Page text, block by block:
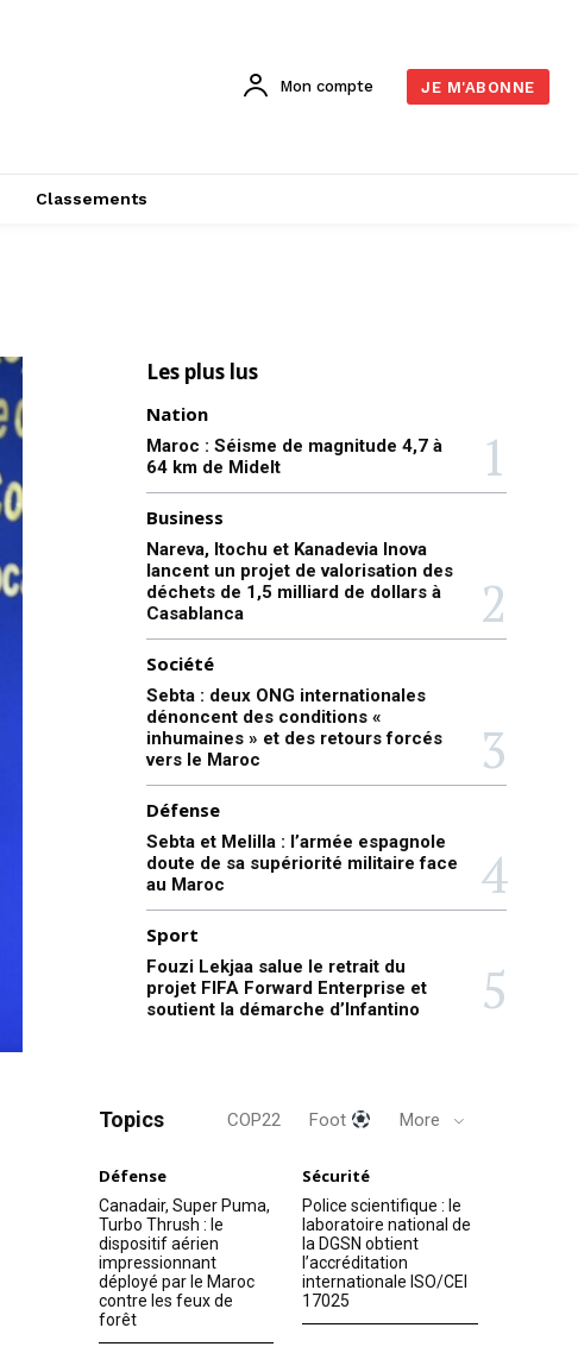
Mon compte JE M'ABONNE
Classements
Les plus lus
Nation
Maroc : Séisme de magnitude 4,7 à
64 km de Midelt
Business
Nareva, Itochu et Kanadevia Inova
lancent un projet de valorisation des
déchets de 1,5 milliard de dollars à
Casablanca
Société
Sebta : deux ONG internationales
dénoncent des conditions «
inhumaines » et des retours forcés
vers le Maroc
Défense
Sebta et Melilla : l’armée espagnole
doute de sa supériorité militaire face
au Maroc
Sport
Fouzi Lekjaa salue le retrait du
projet FIFA Forward Enterprise et
soutient la démarche d’Infantino
Topics COP22 Foot More
Défense
Canadair, Super Puma,
Turbo Thrush : le
dispositif aérien
impressionnant
déployé par le Maroc
contre les feux de
forêt
Sécurité
Police scientifique : le
laboratoire national de
la DGSN obtient
l’accréditation
internationale ISO/CEI
17025